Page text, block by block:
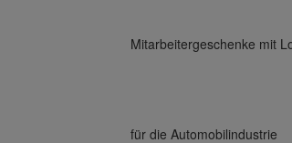
Mitarbeitergeschenke mit
für die Automobilindustrie